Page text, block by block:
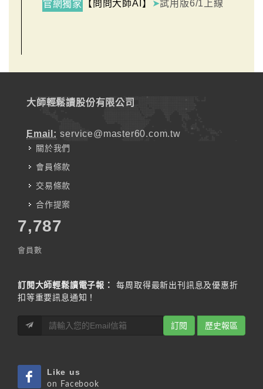
官網獨家 【問問大師AI】 ➤試用版6/1上線
大師輕鬆讀股份有限公司
Email: service@master60.com.tw
關於我們
會員條款
交易條款
合作提案
7,787
會員數
訂閱大師輕鬆讀電子報：
每周取得最新出刊訊息及優惠折
扣等重要訊息通知！
訂閱 歷史報區
Like us
on Facebook